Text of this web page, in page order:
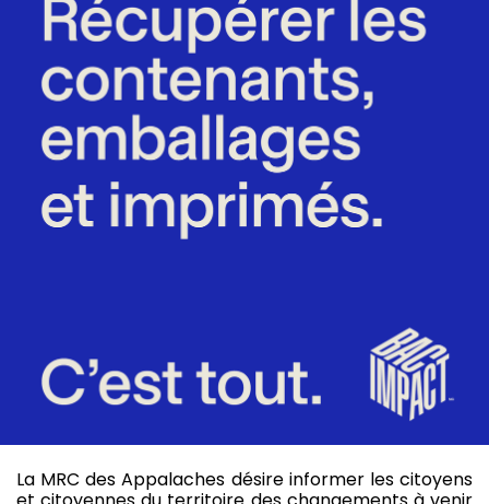
La MRC des Appalaches désire informer les citoyens